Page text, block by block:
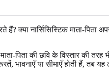
क्या नार्सिसिस्टिक माता-पिता
पिता की छवि के विस्तार की तरह
भावनाएँ या सीमाएँ होती हैं, तब यह